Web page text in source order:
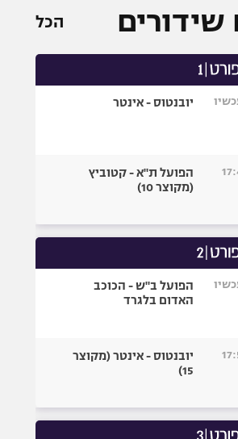
שידורים הכל
יובנטוס - אינטר
הפועל ת"א - קטוביץ
(מקוצר 10)
הפועל ב"ש - הכוכב
האדום בלגרד
יובנטוס - אינטר (מקוצר
15)